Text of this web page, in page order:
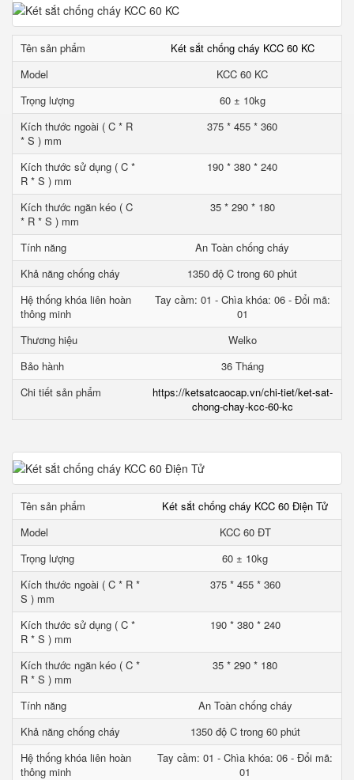
Tên sản phẩm
Két sắt chống cháy KCC 60 KC
Model
KCC 60 KC
Trọng lượng
60 ± 10kg
Kích thước ngoài ( C * R
* S ) mm
375 * 455 * 360
Kích thước sử dụng ( C *
R * S ) mm
190 * 380 * 240
Kích thước ngăn kéo ( C
* R * S ) mm
35 * 290 * 180
Tính năng
An Toàn chống cháy
Khả năng chống cháy
1350 độ C trong 60 phút
Hệ thống khóa liên hoàn
thông minh
Tay cầm: 01 - Chìa khóa: 06 - Đổi mã:
01
Thương hiệu
Welko
Bảo hành
36 Tháng
Chi tiết sản phẩm
https://ketsatcaocap.vn/chi-tiet/ket-sat-
chong-chay-kcc-60-kc
Tên sản phẩm
Két sắt chống cháy KCC 60 Điện Tử
Model
KCC 60 ĐT
Trọng lượng
60 ± 10kg
Kích thước ngoài ( C * R *
S ) mm
375 * 455 * 360
Kích thước sử dụng ( C *
R * S ) mm
190 * 380 * 240
Kích thước ngăn kéo ( C *
R * S ) mm
35 * 290 * 180
Tính năng
An Toàn chống cháy
Khả năng chống cháy
1350 độ C trong 60 phút
Hệ thống khóa liên hoàn
thông minh
Tay cầm: 01 - Chìa khóa: 06 - Đổi mã:
01